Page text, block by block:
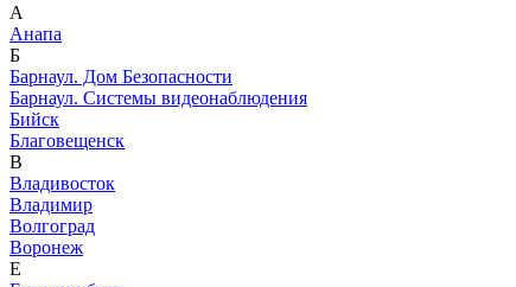
А
Анапа
Б
Барнаул. Дом Безопасности
Барнаул. Системы видеонаблюдения
Бийск
Благовещенск
В
Владивосток
Владимир
Волгоград
Воронеж
Е